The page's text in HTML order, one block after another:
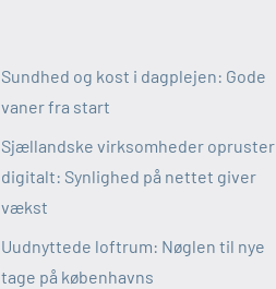
Sundhed og kost i dagplejen: Gode
vaner fra start
Sjællandske virksomheder opruster
digitalt: Synlighed på nettet giver
vækst
Uudnyttede loftrum: Nøglen til nye
tage på københavns